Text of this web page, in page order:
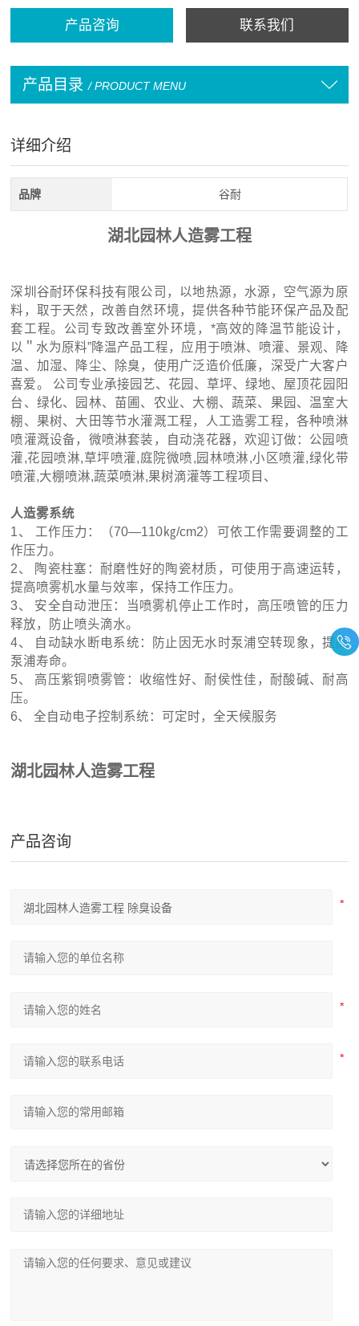
产品咨询 联系我们
产品目录 / PRODUCT MENU
详细介绍
品牌 谷耐
湖北园林人造雾工程
深圳谷耐环保科技有限公司，以地热源，水源，空气源为原
料，取于天然，改善自然环境，提供各种节能环保产品及配
套工程。公司专致改善室外环境，*高效的降温节能设计，
以＂水为原料”降温产品工程，应用于喷淋、喷灌、景观、降
温、加湿、降尘、除臭，使用广泛造价低廉，深受广大客户
喜爱。 公司专业承接园艺、花园、草坪、绿地、屋顶花园阳
台、绿化、园林、苗圃、农业、大棚、蔬菜、果园、温室大
棚、果树、大田等节水灌溉工程，人工造雾工程，各种喷淋
喷灌溉设备，微喷淋套装，自动浇花器，欢迎订做：公园喷
灌,花园喷淋,草坪喷灌,庭院微喷,园林喷淋,小区喷灌,绿化带
喷灌,大棚喷淋,蔬菜喷淋,果树滴灌等工程项目、
人造雾系统
1、 工作压力：（70—110㎏/cm2）可依工作需要调整的工
作压力。
2、 陶瓷柱塞：耐磨性好的陶瓷材质，可使用于高速运转，
提高喷雾机水量与效率，保持工作压力。
3、 安全自动泄压：当喷雾机停止工作时，高压喷管的压力
释放，防止喷头滴水。
4、 自动缺水断电系统：防止因无水时泵浦空转现象，提高
泵浦寿命。
5、 高压紫铜喷雾管：收缩性好、耐侯性佳，耐酸碱、耐高
压。
6、 全自动电子控制系统：可定时，全天候服务
湖北园林人造雾工程
产品咨询